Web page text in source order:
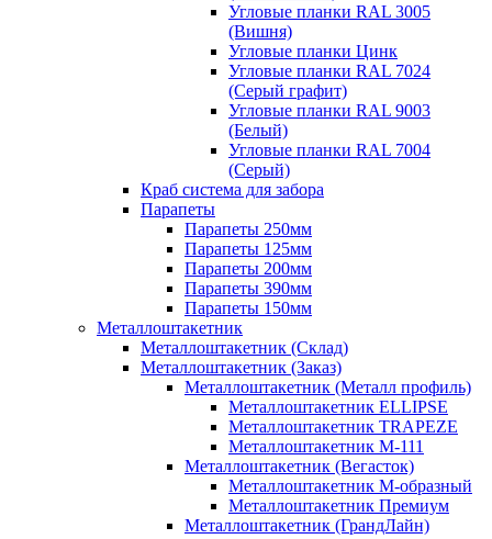
Угловые планки RAL 3005
(Вишня)
Угловые планки Цинк
Угловые планки RAL 7024
(Серый графит)
Угловые планки RAL 9003
(Белый)
Угловые планки RAL 7004
(Серый)
Краб система для забора
Парапеты
Парапеты 250мм
Парапеты 125мм
Парапеты 200мм
Парапеты 390мм
Парапеты 150мм
Металлоштакетник
Металлоштакетник (Склад)
Металлоштакетник (Заказ)
Металлоштакетник (Металл профиль)
Металлоштакетник ELLIPSE
Металлоштакетник TRAPEZE
Металлоштакетник М-111
Металлоштакетник (Вегасток)
Металлоштакетник М-образный
Металлоштакетник Премиум
Металлоштакетник (ГрандЛайн)